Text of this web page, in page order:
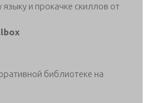
и прокачке скиллов от
библиотеке на